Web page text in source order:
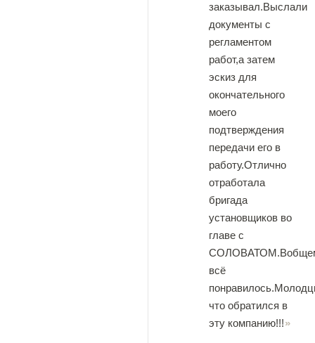
заказывал.Выслали
документы с
регламентом
работ,а затем
эскиз для
окончательного
моего
подтверждения
передачи его в
работу.Отлично
отработала
бригада
установщиков во
главе с
всё
что обратился в
эту компанию!!!